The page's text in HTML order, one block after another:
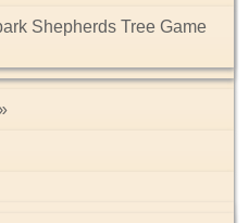
Shepherds Tree Game